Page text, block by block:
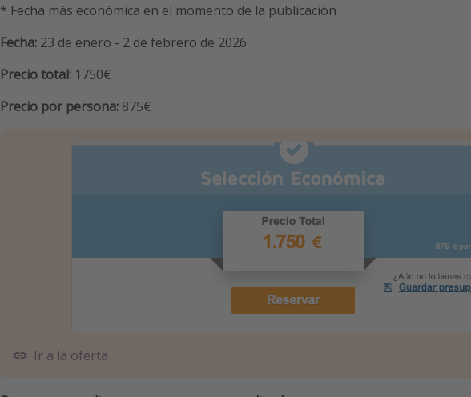
* Fecha más económica en el momento de la publicación
Fecha: 23 de enero - 2 de febrero de 2026
Precio total: 1750€
Precio por persona: 875€
Ir a la oferta